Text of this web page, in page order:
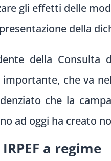
gli effetti delle
della
della Consulta
che va
che la
ad oggi ha creato
a regime